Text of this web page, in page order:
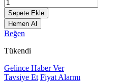
Sepete Ekle
Hemen Al
Beğen
Tükendi
Gelince Haber Ver
Tavsiye Et Fiyat Alarmı